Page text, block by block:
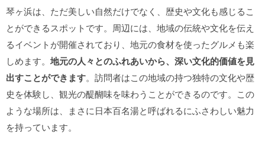
琴ヶ浜は、ただ美しい自然だけでなく、歴史や文化も感じるこ
とができるスポットです。周辺には、地域の伝統や文化を伝え
るイベントが開催されており、地元の食材を使ったグルメも楽
しめます。 地元の人々とのふれあいから、深い文化的価値を見
出すことができます。訪問者はこの地域の持つ独特の文化や歴
史を体験し、観光の醍醐味を味わうことができるのです。この
ような場所は、まさに日本百名湯と呼ばれるにふさわしい魅力
を持っています。